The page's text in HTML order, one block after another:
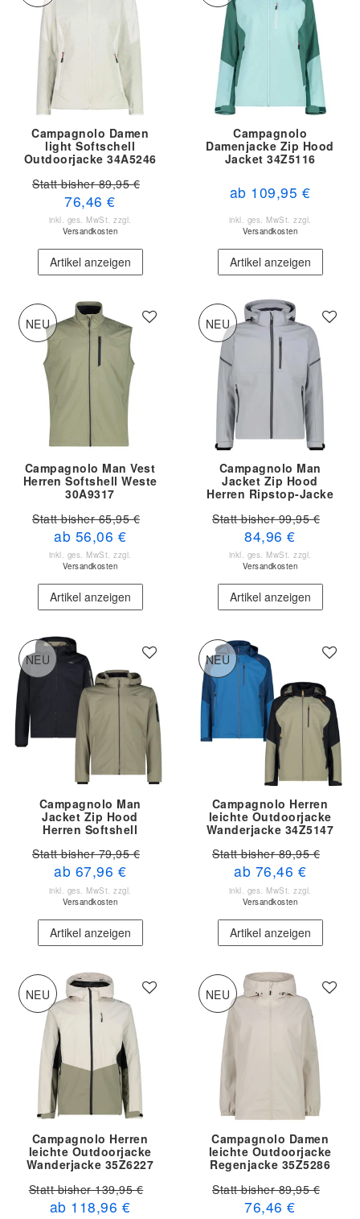
Campagnolo Damen
light Softschell
Outdoorjacke 34A5246
Statt bisher 89,95 €
76,46 €
inkl. ges. MwSt. zzgl.
Versandkosten
Artikel anzeigen
Campagnolo
Damenjacke Zip Hood
Jacket 34Z5116
ab 109,95 €
inkl. ges. MwSt. zzgl.
Versandkosten
Artikel anzeigen
NEU
Campagnolo Man Vest
Herren Softshell Weste
30A9317
Statt bisher 65,95 €
ab 56,06 €
inkl. ges. MwSt. zzgl.
Versandkosten
Artikel anzeigen
NEU
Campagnolo Man
Jacket Zip Hood
Herren Ripstop-Jacke
Statt bisher 99,95 €
84,96 €
inkl. ges. MwSt. zzgl.
Versandkosten
Artikel anzeigen
NEU
Campagnolo Man
Jacket Zip Hood
Herren Softshell
Statt bisher 79,95 €
ab 67,96 €
inkl. ges. MwSt. zzgl.
Versandkosten
Artikel anzeigen
NEU
Campagnolo Herren
leichte Outdoorjacke
Wanderjacke 34Z5147
Statt bisher 89,95 €
ab 76,46 €
inkl. ges. MwSt. zzgl.
Versandkosten
Artikel anzeigen
NEU
Campagnolo Herren
leichte Outdoorjacke
Wanderjacke 35Z6227
Statt bisher 139,95 €
ab 118,96 €
NEU
Campagnolo Damen
leichte Outdoorjacke
Regenjacke 35Z5286
Statt bisher 89,95 €
76,46 €